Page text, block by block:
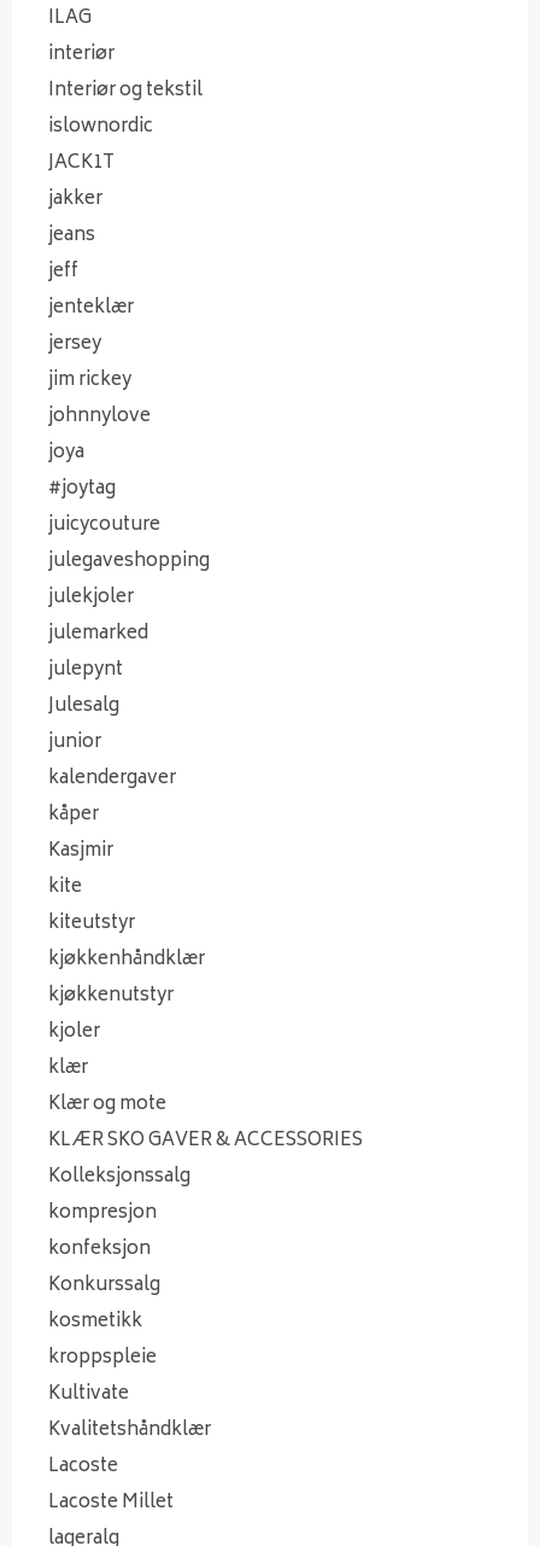
ILAG
interiør
Interiør og tekstil
islownordic
JACK1T
jakker
jeans
jeff
jenteklær
jersey
jim rickey
johnnylove
joya
#joytag
juicycouture
julegaveshopping
julekjoler
julemarked
julepynt
Julesalg
junior
kalendergaver
kåper
Kasjmir
kite
kiteutstyr
kjøkkenhåndklær
kjøkkenutstyr
kjoler
klær
Klær og mote
KLÆR SKO GAVER & ACCESSORIES
Kolleksjonssalg
kompresjon
konfeksjon
Konkurssalg
kosmetikk
kroppspleie
Kultivate
Kvalitetshåndklær
Lacoste
Lacoste Millet
lageralg